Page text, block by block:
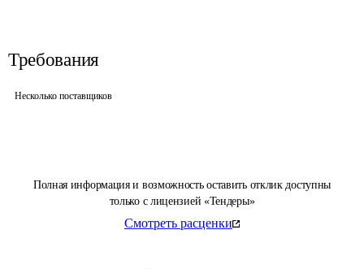
Полная информация и возможность оставить отклик доступны
только с лицензией «Тендеры»
Смотреть расценки
Требования
Несколько поставщиков